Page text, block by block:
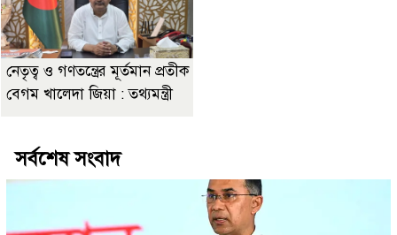
নেতৃত্ব ও গণতন্ত্রের মূর্তমান প্রতীক
বেগম খালেদা জিয়া : তথ্যমন্ত্রী
সর্বশেষ সংবাদ